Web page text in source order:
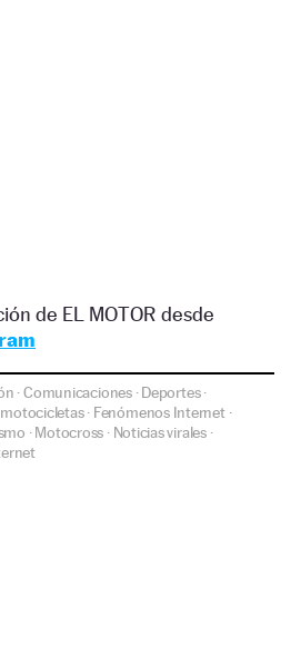
de EL MOTOR desde
·Comunicaciones·Deportes·
· Fenómenos Internet·
·Motocross · Noticias virales·